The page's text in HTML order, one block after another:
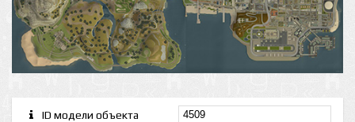
ID модели объекта